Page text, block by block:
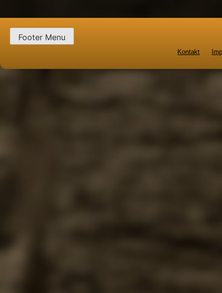
Footer Menu
Kontakt